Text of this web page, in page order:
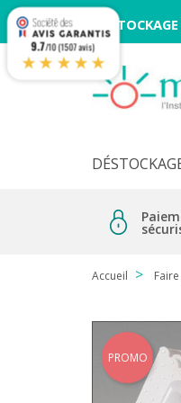
Accueil
PROMO
9.7/10 (1507 avis)
★★★★★